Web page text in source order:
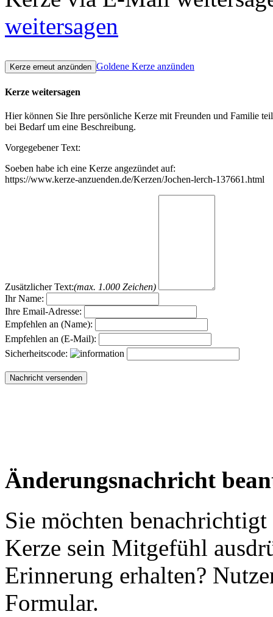
weitersagen
Goldene Kerze anzünden
Kerze weitersagen
Hier können Sie Ihre persönliche Kerze mit Freunden und Familie
bei Bedarf um eine Beschreibung.
Vorgegebener Text:
Soeben habe ich eine Kerze angezündet auf:
https://www.kerze-anzuenden.de/Kerzen/Jochen-lerch-137661.html
Zusätzlicher Text:(max. 1.000 Zeichen)
Ihr Name:
Ihre Email-Adresse:
Empfehlen an (Name):
Empfehlen an (E-Mail):
Sicherheitscode:
Änderungsnachricht
Sie möchten
Kerze sein Mitgefühl
Erinnerung erhalten?
Formular.